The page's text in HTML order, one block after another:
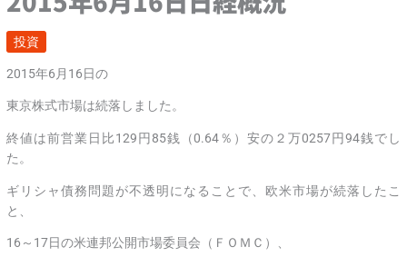
投資
2015年6月16日の
東京株式市場は続落しました。
終値は前営業日比129円85銭（0.64％）安の２万0257円94銭でし
た。
ギリシャ債務問題が不透明になることで、欧米市場が続落したこ
と、
16～17日の米連邦公開市場委員会（ＦＯＭＣ）、